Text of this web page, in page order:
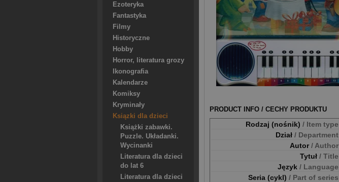
Ezoteryka
Fantastyka
Filmy
Historyczne
Hobby
Horror, literatura grozy
Ikonografia
Kalendarze
Komiksy
Kryminały
Ksiązki dla dzieci
Książki zabawki.
Puzzle. Układanki.
Wycinanki
Literatura dla dzieci
do lat 6
Literatura dla dzieci
PRODUCT INFO / CECHY PRODUKTU
Rodzaj (nośnik) / Item type
Dział / Department
Autor/ Author
Tytuł / Title
Język / Language
Seria (cykl) / Part of series